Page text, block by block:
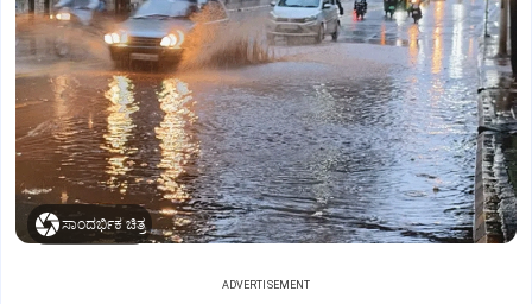
ಸಾಂದರ್ಭಿಕ ಚಿತ್ರ
ADVERTISEMENT